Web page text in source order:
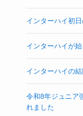
インターハイ初
インターハイが
インターハイの結
令和8年ジュニア
れました